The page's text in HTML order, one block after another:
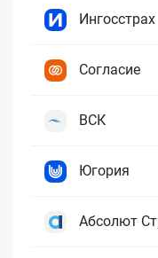
Ингосстрах
Согласие
ВСК
Югория
Абсолют